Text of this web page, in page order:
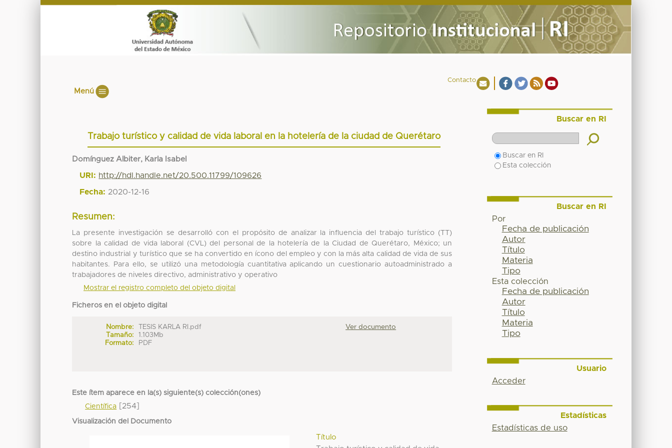
Contacto
Menú
Trabajo turístico y calidad de vida laboral en la hotelería de la ciudad de Querétaro
Domínguez Albiter, Karla Isabel
URI: http://hdl.handle.net/20.500.11799/109626
Fecha: 2020-12-16
Resumen:
La presente investigación se desarrolló con el propósito de analizar la influencia del trabajo turístico (TT)
sobre la calidad de vida laboral (CVL) del personal de la hotelería de la Ciudad de Querétaro, México; un
destino industrial y turístico que se ha convertido en ícono del empleo y con la más alta calidad de vida de sus
habitantes. Para ello, se utilizó una metodología cuantitativa aplicando un cuestionario autoadministrado a
trabajadores de niveles directivo, administrativo y operativo
Mostrar el registro completo del objeto digital
Ficheros en el objeto digital
Nombre:
TESIS KARLA RI.pdf
Tamaño:
1.103Mb
Formato:
PDF
Ver documento
Este ítem aparece en la(s) siguiente(s) colección(ones)
Científica [254]
Visualización del Documento
Título
Buscar en RI
Buscar en RI
Esta colección
Buscar en RI
Por
Fecha de publicación
Autor
Título
Materia
Tipo
Esta colección
Fecha de publicación
Autor
Título
Materia
Tipo
Usuario
Acceder
Estadísticas
Estadísticas de uso